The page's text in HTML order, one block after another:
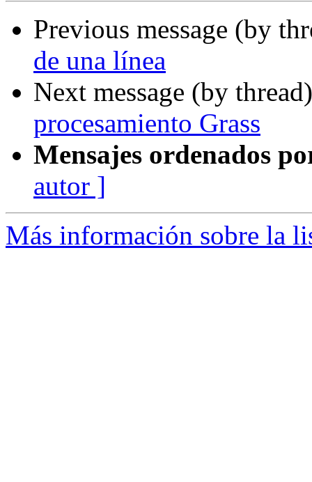
Previous message (by
de una línea
Next message (by
procesamiento Grass
Mensajes ordenados
autor ]
Más información sobre la